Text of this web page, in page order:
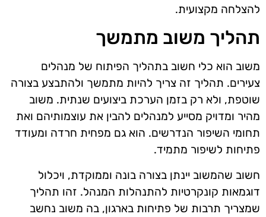
להצלחה מקצועית.
תהליך משוב מתמשך
משוב הוא כלי חשוב בתהליך הפיתוח של מנהלים
צעירים. תהליך זה צריך להיות מתמשך ולהתבצע בצורה
שוטפת, ולא רק בזמן הערכת ביצועים שנתית. משוב
מהיר ומדויק מסייע למנהלים להבין את עוצמותיהם ואת
תחומי השיפור הנדרשים. הוא גם מפחית חרדה ומעודד
פתיחות לשיפור מתמיד.
חשוב שהמשוב יינתן בצורה בונה וממוקדת, ויכלול
דוגמאות קונקרטיות להתנהלות המנהל. זהו תהליך
שמצריך תרבות של פתיחות בארגון, בה משוב נחשב